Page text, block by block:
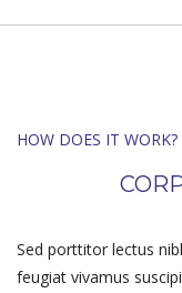
HOW DOES IT WORK?
Sed porttitor lectus
feugiat vivamus